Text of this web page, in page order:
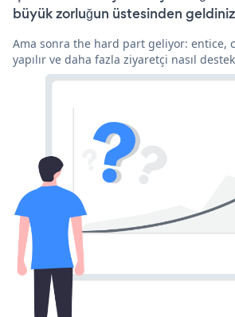
büyük zorluğun üstesinden
Ama sonra the hard part geliyor: entice,
yapılır ve daha fazla ziyaretçi nasıl